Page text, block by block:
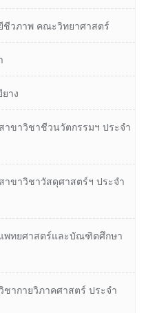
ชีวภาพ คณะวิทยาศาสตร์
าง
าขาวิชาชีวนวัตกรรมฯ ประจํา
าขาวิชาวัสดุศาสตร์ฯ ประจํา
แพทยศาสตร์และบัณฑิตศึกษา
ชากายวิภาคศาสตร์ ประจํา